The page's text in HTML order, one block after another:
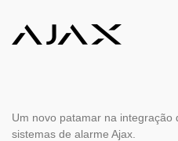
Um novo patamar na integração
sistemas de alarme Ajax.